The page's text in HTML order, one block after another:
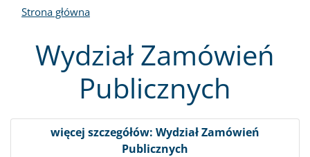
Strona główna
Wydział Zamówień
Publicznych
więcej szczegółów: Wydział Zamówień
Publicznych